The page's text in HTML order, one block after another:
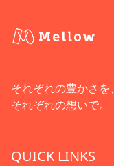
それぞれの豊かさを、
それぞれの想いで。
QUICK LINKS